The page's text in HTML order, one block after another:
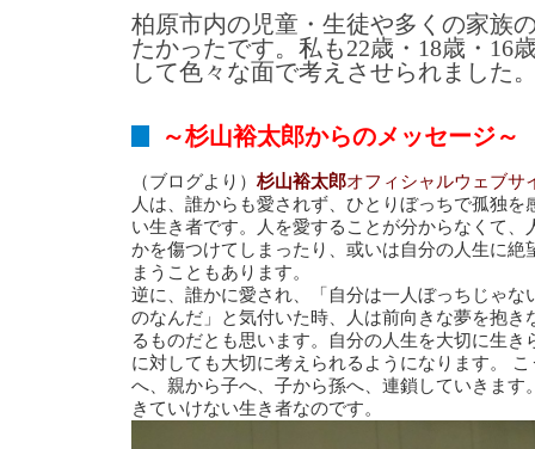
柏原市内の児童・生徒や多くの家族
たかったです。私も22歳・18歳・16
して色々な面で考えさせられました
～杉山裕太郎からのメッセージ
（ブログより） 杉山裕太郎オフィシャルウェブサ
人は、誰からも愛されず、ひとりぼっちで孤独を
い生き者です。人を愛することが分からなくて、
かを傷つけてしまったり、或いは自分の人生に絶
まうこともあります。
逆に、誰かに愛され、「自分は一人ぼっちじゃな
のなんだ」と気付いた時、人は前向きな夢を抱き
るものだとも思います。自分の人生を大切に生き
に対しても大切に考えられるようになります。
へ、親から子へ、子から孫へ、連鎖していきます
きていけない生き者なのです。